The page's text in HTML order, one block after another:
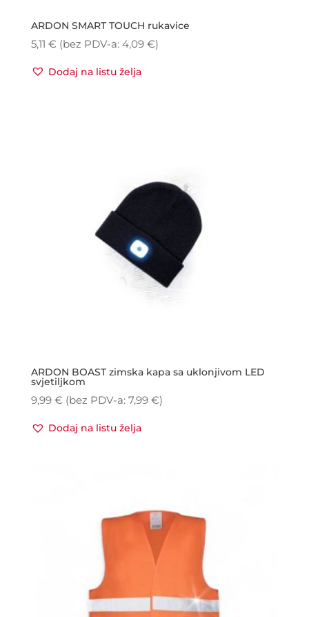
ARDON SMART TOUCH rukavice
5,11 € (bez PDV-a: 4,09 €)
Dodaj na listu želja
ARDON BOAST zimska kapa sa uklonjivom LED
svjetiljkom
9,99 € (bez PDV-a: 7,99 €)
Dodaj na listu želja